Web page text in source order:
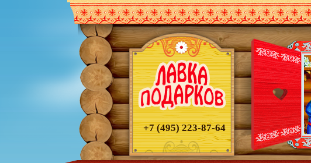
+7 (495) 223-87-64